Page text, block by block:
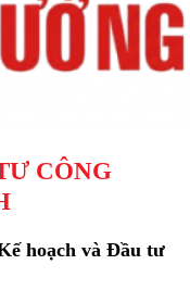
CÔNG
hoạch và Đầu tư